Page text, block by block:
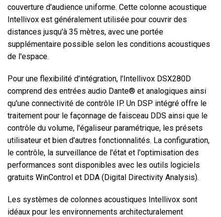
couverture d'audience uniforme. Cette colonne acoustique
Intellivox est généralement utilisée pour couvrir des
distances jusqu'à 35 mètres, avec une portée
supplémentaire possible selon les conditions acoustiques
de l'espace.
Pour une flexibilité d'intégration, l'Intellivox DSX280D
comprend des entrées audio Dante® et analogiques ainsi
qu'une connectivité de contrôle IP. Un DSP intégré offre le
traitement pour le façonnage de faisceau DDS ainsi que le
contrôle du volume, l'égaliseur paramétrique, les présets
utilisateur et bien d'autres fonctionnalités. La configuration,
le contrôle, la surveillance de l'état et l'optimisation des
performances sont disponibles avec les outils logiciels
gratuits WinControl et DDA (Digital Directivity Analysis).
Les systèmes de colonnes acoustiques Intellivox sont
idéaux pour les environnements architecturalement